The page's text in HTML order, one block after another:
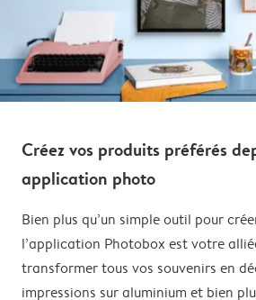
Créez vos produits préférés
application photo
Bien plus qu’un simple outil pour
l’application Photobox est votre
transformer tous vos souvenirs en
impressions sur aluminium et bien